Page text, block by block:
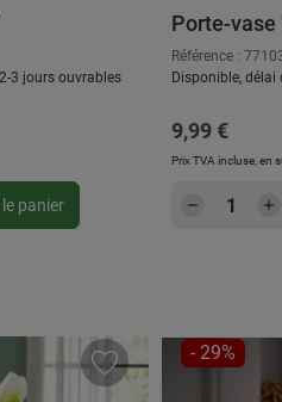
3 jours ouvrables
: Entrez la
panier
Porte-
Référence :
Disponible,
Prix régulier :
9,99 €
Prix TVA incluse, en
RÉDUCTION
- 29%